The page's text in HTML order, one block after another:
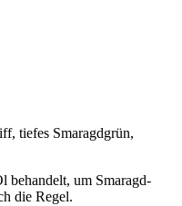
tiefes Smaragdgrün,
behandelt, um Smaragd-
die Regel.